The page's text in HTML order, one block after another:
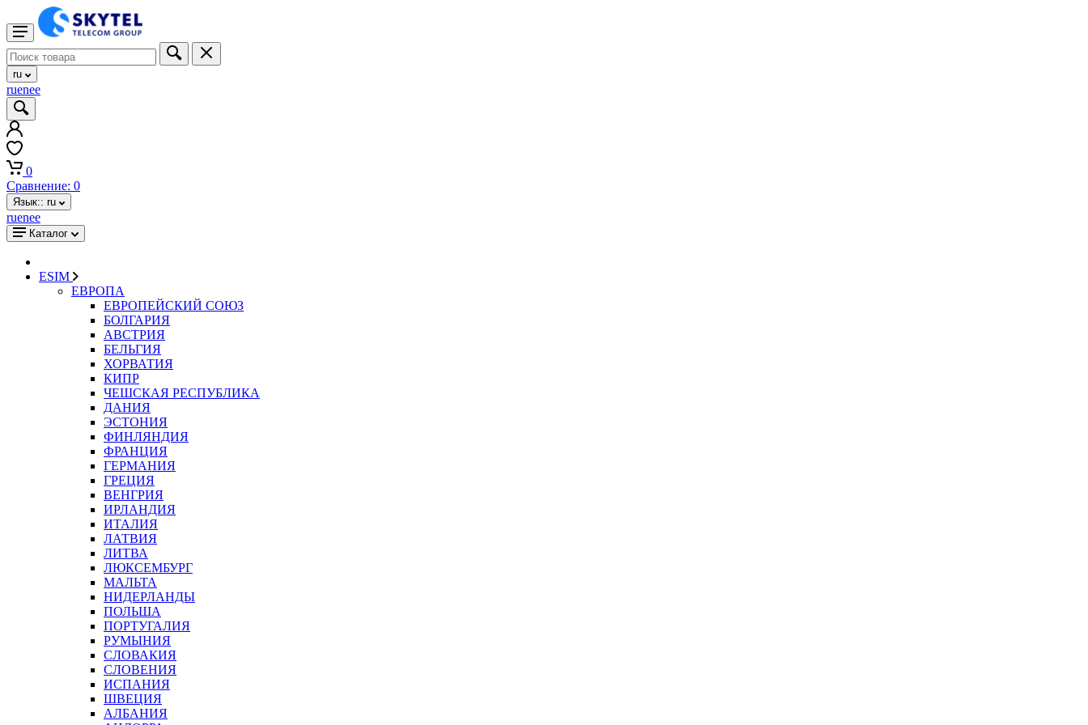
ru
ruenee
0
Сравнение: 0
Язык:: ru
ruenee
Каталог
ESIM
ЕВРОПА
ЕВРОПЕЙСКИЙ СОЮЗ
БОЛГАРИЯ
АВСТРИЯ
БЕЛЬГИЯ
ХОРВАТИЯ
КИПР
ЧЕШСКАЯ РЕСПУБЛИКА
ДАНИЯ
ЭСТОНИЯ
ФИНЛЯНДИЯ
ФРАНЦИЯ
ГЕРМАНИЯ
ГРЕЦИЯ
ВЕНГРИЯ
ИРЛАНДИЯ
ИТАЛИЯ
ЛАТВИЯ
ЛИТВА
ЛЮКСЕМБУРГ
МАЛЬТА
НИДЕРЛАНДЫ
ПОЛЬША
ПОРТУГАЛИЯ
РУМЫНИЯ
СЛОВАКИЯ
СЛОВЕНИЯ
ИСПАНИЯ
ШВЕЦИЯ
АЛБАНИЯ